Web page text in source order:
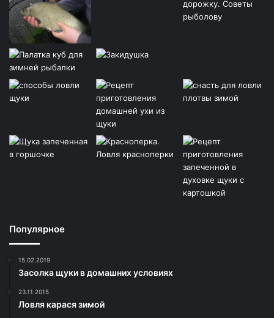
Популярное
15.02.2019
Засолка щуки в домашних условиях
23.11.2015
Ловля карася зимой